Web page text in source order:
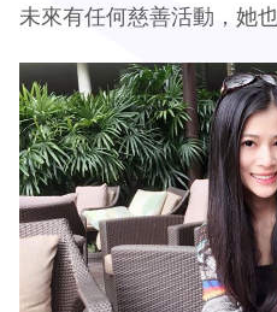
未來有任何慈善活動，她